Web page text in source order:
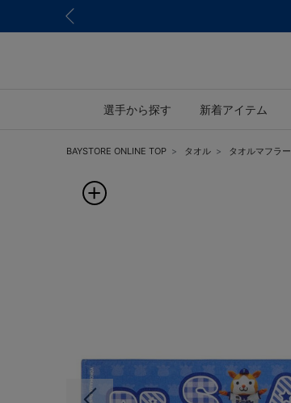
選手から探す 新着アイテム
BAYSTORE ONLINE TOP タオル タオルマフラー